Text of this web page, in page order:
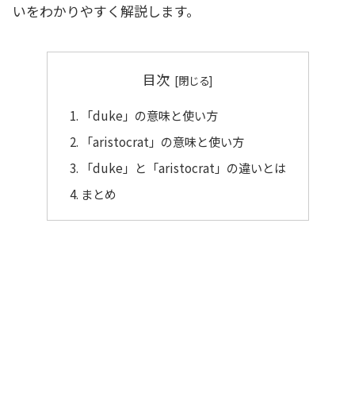
いをわかりやすく解説します。
目次
「duke」の意味と使い方
「aristocrat」の意味と使い方
「duke」と「aristocrat」の違いとは
まとめ